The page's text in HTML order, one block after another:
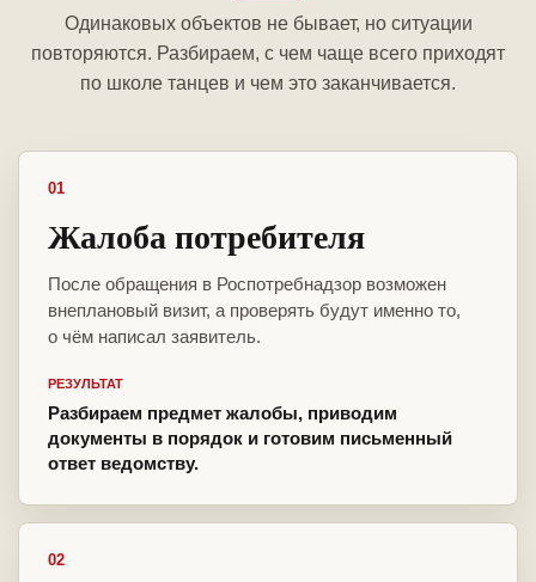
Одинаковых объектов не бывает, но ситуации
повторяются. Разбираем, с чем чаще всего приходят
по школе танцев и чем это заканчивается.
01
Жалоба потребителя
После обращения в Роспотребнадзор возможен
внеплановый визит, а проверять будут именно то,
о чём написал заявитель.
РЕЗУЛЬТАТ
Разбираем предмет жалобы, приводим
документы в порядок и готовим письменный
ответ ведомству.
02